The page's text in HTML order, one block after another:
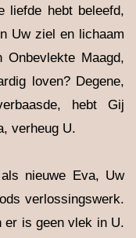
liefde hebt beleefd,
Uw ziel en lichaam
Maagd,
loven? Degene,
hebt Gij
verheug U.
nieuwe Eva, Uw
verlossingswerk.
er is geen vlek in U.